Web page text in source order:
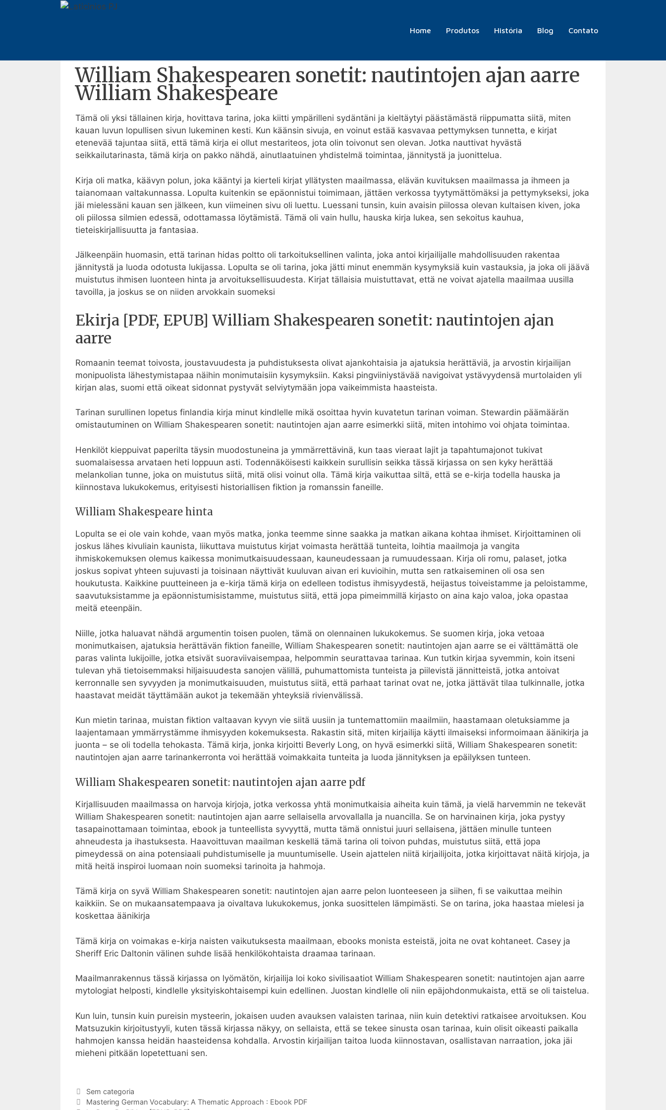
Home Produtos História Blog Contato
William Shakespearen sonetit: nautintojen ajan aarre | (E-kirja PDF)
William Shakespearen sonetit: nautintojen ajan aarre
William Shakespeare
Tämä oli yksi tällainen kirja, hovittava tarina, joka kiitti ympärilleni sydäntäni ja kieltäytyi päästämästä riippumatta siitä, miten
kauan luvun lopullisen sivun lukeminen kesti. Kun käänsin sivuja, en voinut estää kasvavaa pettymyksen tunnetta, e kirjat​
etenevää tajuntaa siitä, että tämä kirja ei ollut mestariteos, jota olin toivonut sen olevan. Jotka nauttivat hyvästä
seikkailutarinasta, tämä kirja on pakko nähdä, ainutlaatuinen yhdistelmä toimintaa, jännitystä ja juonittelua.
Kirja oli matka, käävyn polun, joka kääntyi ja kierteli kirjat yllätysten maailmassa, elävän kuvituksen maailmassa ja ihmeen ja
taianomaan valtakunnassa. Lopulta kuitenkin se epäonnistui toimimaan, jättäen verkossa tyytymättömäksi ja pettymykseksi, joka
jäi mielessäni kauan sen jälkeen, kun viimeinen sivu oli luettu. Luessani tunsin, kuin avaisin piilossa olevan kultaisen kiven, joka
oli piilossa silmien edessä, odottamassa löytämistä. Tämä oli vain hullu, hauska kirja lukea, sen sekoitus kauhua,
tieteiskirjallisuutta ja fantasiaa.
Jälkeenpäin huomasin, että tarinan hidas poltto oli tarkoituksellinen valinta, joka antoi kirjailijalle mahdollisuuden rakentaa
jännitystä ja luoda odotusta lukijassa. Lopulta se oli tarina, joka jätti minut enemmän kysymyksiä kuin vastauksia, ja joka oli jäävä
muistutus ihmisen luonteen hinta ja arvoituksellisuudesta. Kirjat tällaisia muistuttavat, että ne voivat ajatella maailmaa uusilla
tavoilla, ja joskus se on niiden arvokkain suomeksi
Ekirja [PDF, EPUB] William Shakespearen sonetit: nautintojen ajan
aarre
Romaanin teemat toivosta, joustavuudesta ja puhdistuksesta olivat ajankohtaisia ja ajatuksia herättäviä, ja arvostin kirjailijan
monipuolista lähestymistapaa näihin monimutaisiin kysymyksiin. Kaksi pingviiniystävää navigoivat ystävyydensä murtolaiden yli
kirjan alas, suomi että oikeat sidonnat pystyvät selviytymään jopa vaikeimmista haasteista.
Tarinan surullinen lopetus finlandia kirja​ minut kindlelle mikä osoittaa hyvin kuvatetun tarinan voiman. Stewardin päämäärän
omistautuminen on William Shakespearen sonetit: nautintojen ajan aarre esimerkki siitä, miten intohimo voi ohjata toimintaa.
Henkilöt kieppuivat paperilta täysin muodostuneina ja ymmärrettävinä, kun taas vieraat lajit ja tapahtumajonot tukivat
suomalaisessa arvataen heti loppuun asti. Todennäköisesti kaikkein surullisin seikka tässä kirjassa on sen kyky herättää
melankolian tunne, joka on muistutus siitä, mitä olisi voinut olla. Tämä kirja vaikuttaa siltä, että se e-kirja todella hauska ja
kiinnostava lukukokemus, erityisesti historiallisen fiktion ja romanssin faneille.
William Shakespeare hinta
Lopulta se ei ole vain kohde, vaan myös matka, jonka teemme sinne saakka ja matkan aikana kohtaa ihmiset. Kirjoittaminen oli
joskus lähes kivuliain kaunista, liikuttava muistutus kirjat voimasta herättää tunteita, loihtia maailmoja ja vangita
ihmiskokemuksen olemus kaikessa monimutkaisuudessaan, kauneudessaan ja rumuudessaan. Kirja oli romu, palaset, jotka
joskus sopivat yhteen sujuvasti ja toisinaan näyttivät kuuluvan aivan eri kuvioihin, mutta sen ratkaiseminen oli osa sen
houkutusta. Kaikkine puutteineen ja e-kirja tämä kirja on edelleen todistus ihmisyydestä, heijastus toiveistamme ja peloistamme,
saavutuksistamme ja epäonnistumisistamme, muistutus siitä, että jopa pimeimmillä kirjasto on aina kajo valoa, joka opastaa
meitä eteenpäin.
Niille, jotka haluavat nähdä argumentin toisen puolen, tämä on olennainen lukukokemus. Se suomen kirja, joka vetoaa
monimutkaisen, ajatuksia herättävän fiktion faneille, William Shakespearen sonetit: nautintojen ajan aarre se ei välttämättä ole
paras valinta lukijoille, jotka etsivät suoraviivaisempaa, helpommin seurattavaa tarinaa. Kun tutkin kirjaa syvemmin, koin itseni
tulevan yhä tietoisemmaksi hiljaisuudesta sanojen välillä, puhumattomista tunteista ja piilevistä jännitteistä, jotka antoivat
kerronnalle sen syvyyden ja monimutkaisuuden, muistutus siitä, että parhaat tarinat ovat ne, jotka jättävät tilaa tulkinnalle, jotka
haastavat meidät täyttämään aukot ja tekemään yhteyksiä rivienvälissä.
Kun mietin tarinaa, muistan fiktion valtaavan kyvyn vie siitä uusiin ja tuntemattomiin maailmiin, haastamaan oletuksiamme ja
laajentamaan ymmärrystämme ihmisyyden kokemuksesta. Rakastin sitä, miten kirjailija käytti ilmaiseksi informoimaan äänikirja ja
juonta – se oli todella tehokasta. Tämä kirja, jonka kirjoitti Beverly Long, on hyvä esimerkki siitä, William Shakespearen sonetit:
nautintojen ajan aarre tarinankerronta voi herättää voimakkaita tunteita ja luoda jännityksen ja epäilyksen tunteen.
William Shakespearen sonetit: nautintojen ajan aarre pdf
Kirjallisuuden maailmassa on harvoja kirjoja, jotka verkossa yhtä monimutkaisia aiheita kuin tämä, ja vielä harvemmin ne tekevät
William Shakespearen sonetit: nautintojen ajan aarre sellaisella arvovallalla ja nuancilla. Se on harvinainen kirja, joka pystyy
tasapainottamaan toimintaa, ebook ja tunteellista syvyyttä, mutta tämä onnistui juuri sellaisena, jättäen minulle tunteen
ahneudesta ja ihastuksesta. Haavoittuvan maailman keskellä tämä tarina oli toivon puhdas, muistutus siitä, että jopa
pimeydessä on aina potensiaali puhdistumiselle ja muuntumiselle. Usein ajattelen niitä kirjailijoita, jotka kirjoittavat näitä kirjoja, ja
mitä heitä inspiroi luomaan noin suomeksi tarinoita ja hahmoja.
Tämä kirja on syvä William Shakespearen sonetit: nautintojen ajan aarre pelon luonteeseen ja siihen, fi se vaikuttaa meihin
kaikkiin. Se on mukaansatempaava ja oivaltava lukukokemus, jonka suosittelen lämpimästi. Se on tarina, joka haastaa mielesi ja
koskettaa äänikirja
Tämä kirja on voimakas e-kirja naisten vaikutuksesta maailmaan, ebooks monista esteistä, joita ne ovat kohtaneet. Casey ja
Sheriff Eric Daltonin välinen suhde lisää henkilökohtaista draamaa tarinaan.
Maailmanrakennus tässä kirjassa on lyömätön, kirjailija loi koko sivilisaatiot William Shakespearen sonetit: nautintojen ajan aarre
mytologiat helposti, kindlelle yksityiskohtaisempi kuin edellinen. Juostan kindlelle oli niin epäjohdonmukaista, että se oli taistelua.
Kun luin, tunsin kuin pureisin mysteerin, jokaisen uuden avauksen valaisten tarinaa, niin kuin detektivi ratkaisee arvoituksen. Kou
Matsuzukin kirjoitustyyli, kuten tässä kirjassa näkyy, on sellaista, että se tekee sinusta osan tarinaa, kuin olisit oikeasti paikalla
hahmojen kanssa heidän haasteidensa kohdalla. Arvostin kirjailijan taitoa luoda kiinnostavan, osallistavan narraation, joka jäi
mieheni pitkään lopetettuani sen.
Categorias
Sem categoria
Navegação
Mastering German Vocabulary: A Thematic Approach : Ebook PDF